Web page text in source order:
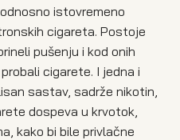
istovremeno
cigareta. Postoje
pušenju i kod onih
cigarete. I jedna i
sastav, sadrže nikotin,
dospeva u krvotok,
kako bi bile privlačne